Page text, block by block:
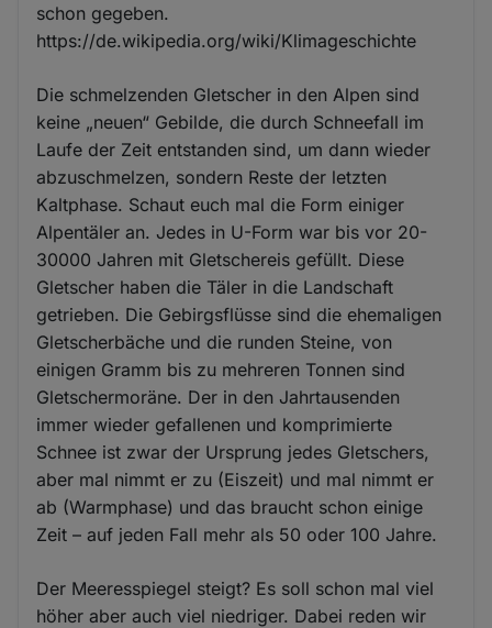
schon gegeben.
https://de.wikipedia.org/wiki/Klimageschichte
Die schmelzenden Gletscher in den Alpen sind
keine „neuen“ Gebilde, die durch Schneefall im
Laufe der Zeit entstanden sind, um dann wieder
abzuschmelzen, sondern Reste der letzten
Kaltphase. Schaut euch mal die Form einiger
Alpentäler an. Jedes in U-Form war bis vor 20-
30000 Jahren mit Gletschereis gefüllt. Diese
Gletscher haben die Täler in die Landschaft
getrieben. Die Gebirgsflüsse sind die ehemaligen
Gletscherbäche und die runden Steine, von
einigen Gramm bis zu mehreren Tonnen sind
Gletschermoräne. Der in den Jahrtausenden
immer wieder gefallenen und komprimierte
Schnee ist zwar der Ursprung jedes Gletschers,
aber mal nimmt er zu (Eiszeit) und mal nimmt er
ab (Warmphase) und das braucht schon einige
Zeit – auf jeden Fall mehr als 50 oder 100 Jahre.
Der Meeresspiegel steigt? Es soll schon mal viel
höher aber auch viel niedriger. Dabei reden wir